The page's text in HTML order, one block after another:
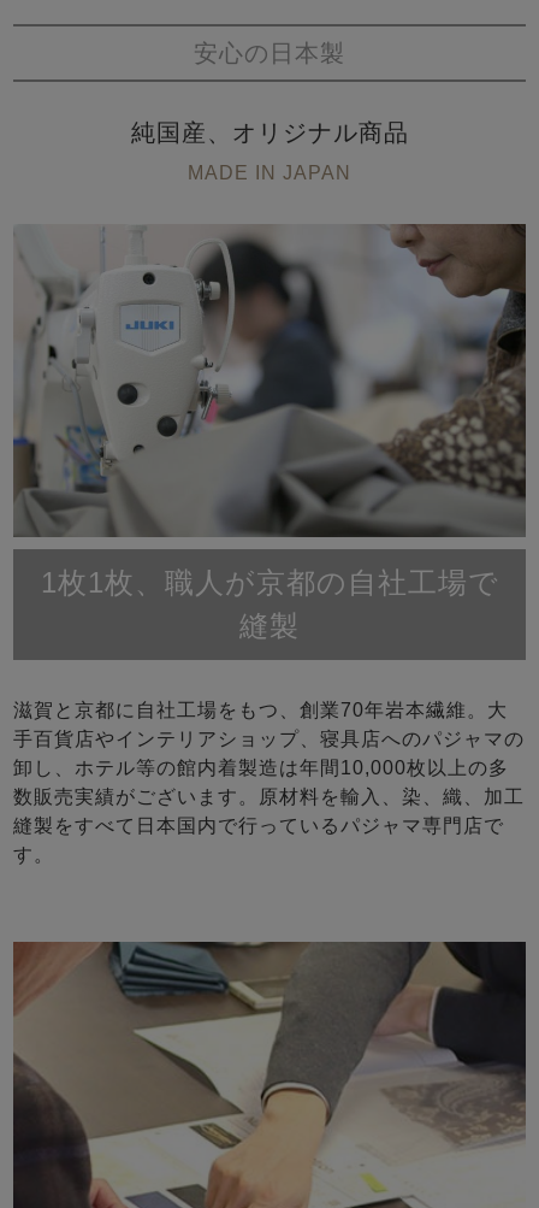
安心の日本製
純国産、オリジナル商品
MADE IN JAPAN
1枚1枚、職人が京都の自社工場で
縫製
滋賀と京都に自社工場をもつ、創業70年岩本繊維。大
手百貨店やインテリアショップ、寝具店へのパジャマの
卸し、ホテル等の館内着製造は年間10,000枚以上の多
数販売実績がございます。原材料を輸入、染、織、加工
縫製をすべて日本国内で行っているパジャマ専門店で
す。